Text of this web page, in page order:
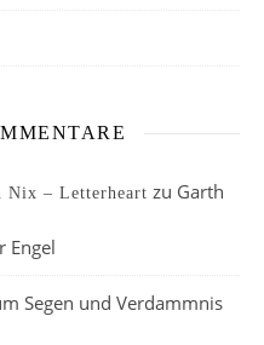
Nix – Letterheart zu Garth
Engel
Segen und Verdammnis